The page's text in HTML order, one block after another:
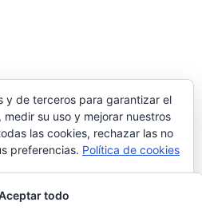
y de terceros para garantizar el
su uso y mejorar nuestros
las cookies, rechazar las no
preferencias. Política de cookies
todo